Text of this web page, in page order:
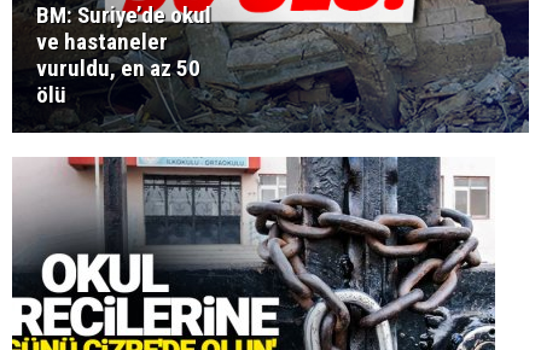
BM: Suriye’de okul
ve hastaneler
vuruldu, en az 50
ölü